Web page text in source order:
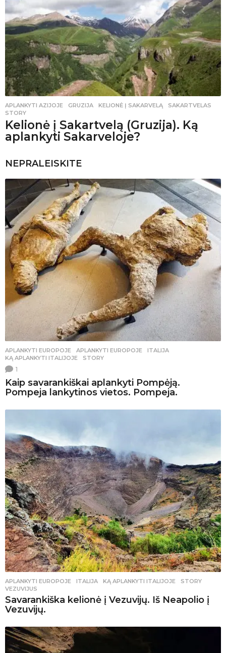
APLANKYTI AZIJOJE GRUZIJA ,KELIONĖ Į SAKARVELĄ ,SAKARTVELAS
STORY
Kelionė į Sakartvelą (Gruzija). Ką
aplankyti Sakarveloje?
NEPRALEISKITE
APLANKYTI EUROPOJE APLANKYTI EUROPOJE ,ITALIJA
KĄ APLANKYTI ITALIJOJE
,STORY
1
Kaip savarankiškai aplankyti Pompėją.
Pompeja lankytinos vietos. Pompeja.
APLANKYTI EUROPOJE ITALIJA ,KĄ APLANKYTI ITALIJOJE ,STORY
VEZUVIJUS
Savarankiška kelionė į Vezuvijų. Iš Neapolio į
Vezuvijų.